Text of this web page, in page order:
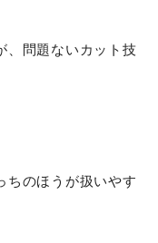
、問題ないカット技
ちのほうが扱いやす